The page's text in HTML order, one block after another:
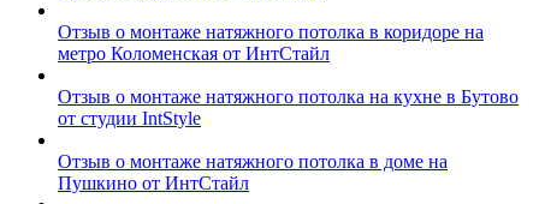
Отзыв о монтаже натяжного потолка в коридоре на
метро Коломенская от ИнтСтайл
Отзыв о монтаже натяжного потолка на кухне в Бутово
от студии IntStyle
Отзыв о монтаже натяжного потолка в доме на
Пушкино от ИнтСтайл